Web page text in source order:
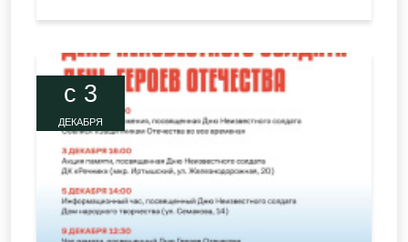
c 3
ДЕКАБРЯ